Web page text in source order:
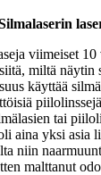
viimeiset
miltä näytin
käyttää
tai
aina yksi asia
niin
malttanut